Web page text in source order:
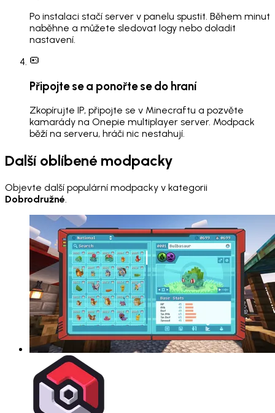
Po instalaci stačí server v panelu spustit. Během minut
naběhne a můžete sledovat logy nebo doladit
nastavení.
Připojte se a ponořte se do hraní
Zkopírujte IP, připojte se v Minecraftu a pozvěte
kamarády na Onepie multiplayer server. Modpack
běží na serveru, hráči nic nestahují.
Další oblíbené modpacky
Objevte další populární modpacky v kategorii
Dobrodružné.